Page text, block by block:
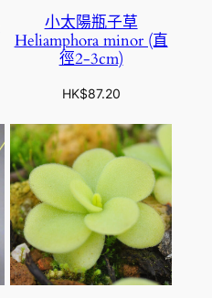
小太陽瓶子草
Heliamphora minor (直
徑2-3cm)
HK$87.20